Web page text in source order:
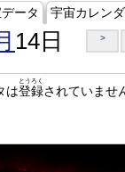
ータ 宇宙カレン
14日 >
は登録
とうろく
されていませ